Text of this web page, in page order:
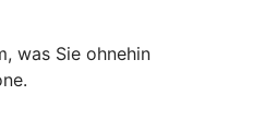
was Sie ohnehin